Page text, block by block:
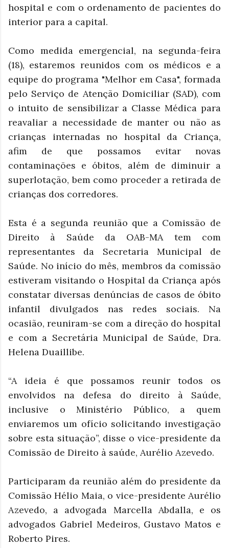
hospital e com o ordenamento de pacientes do
interior para a capital.
Como medida emergencial, na segunda-feira
(18), estaremos reunidos com os médicos e a
equipe do programa "Melhor em Casa", formada
pelo Serviço de Atenção Domiciliar (SAD), com
o intuito de sensibilizar a Classe Médica para
reavaliar a necessidade de manter ou não as
crianças internadas no hospital da Criança,
afim de que possamos evitar novas
contaminações e óbitos, além de diminuir a
superlotação, bem como proceder a retirada de
crianças dos corredores.
Esta é a segunda reunião que a Comissão de
Direito à Saúde da OAB-MA tem com
representantes da Secretaria Municipal de
Saúde. No início do mês, membros da comissão
estiveram visitando o Hospital da Criança após
constatar diversas denúncias de casos de óbito
infantil divulgados nas redes sociais. Na
ocasião, reuniram-se com a direção do hospital
e com a Secretária Municipal de Saúde, Dra.
Helena Duaillibe.
“A ideia é que possamos reunir todos os
envolvidos na defesa do direito à Saúde,
inclusive o Ministério Público, a quem
enviaremos um ofício solicitando investigação
sobre esta situação”, disse o vice-presidente da
Comissão de Direito à saúde, Aurélio Azevedo.
Participaram da reunião além do presidente da
Comissão Hélio Maia, o vice-presidente Aurélio
Azevedo, a advogada Marcella Abdalla, e os
advogados Gabriel Medeiros, Gustavo Matos e
Roberto Pires.